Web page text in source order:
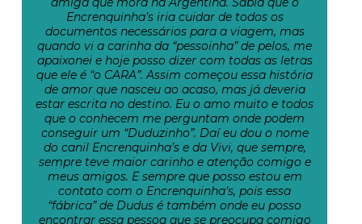
Encrenquinha’s iria cuidar de todos os
documentos necessários para a viagem, mas
quando vi a carinha da “pessoinha” de pelos, me
apaixonei e hoje posso dizer com todas as letras
que ele é “o CARA”. Assim começou essa história
de amor que nasceu ao acaso, mas já deveria
estar escrita no destino. Eu o amo muito e todos
que o conhecem me perguntam onde podem
conseguir um “Duduzinho”. Daí eu dou o nome
do canil Encrenquinha’s e da Vivi, que sempre,
sempre teve maior carinho e atenção comigo e
meus amigos. E sempre que posso estou em
contato com o Encrenquinha’s, pois essa
“fábrica” de Dudus é também onde eu posso
encontrar essa pessoa que se preocupa comigo